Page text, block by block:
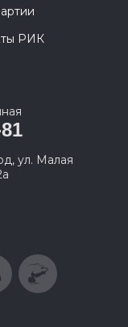
РИК
ул. Малая